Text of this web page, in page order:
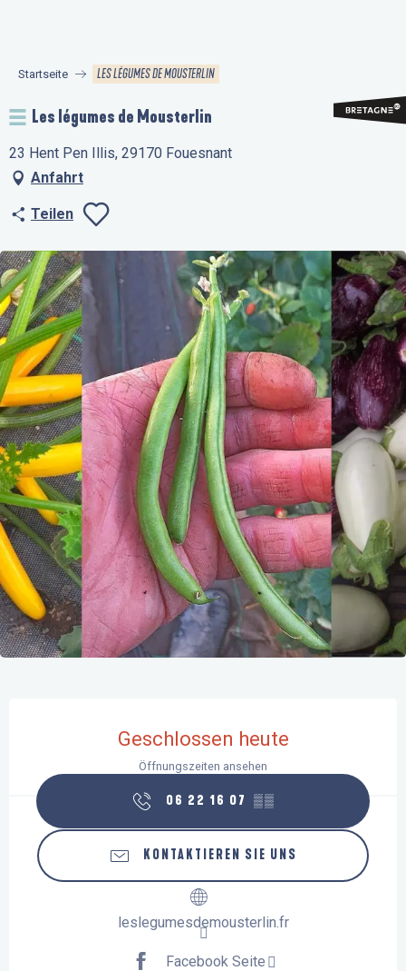
principal
Startseite LES LÉGUMES DE MOUSTERLIN
Les légumes de Mousterlin
23 Hent Pen Illis, 29170 Fouesnant
Anfahrt
Teilen
Ajouter aux
Geschlossen heute
Öffnungszeiten ansehen
06 22 16 07 ▒▒
KONTAKTIEREN SIE UNS
leslegumesdemousterlin.fr
Facebook Seite